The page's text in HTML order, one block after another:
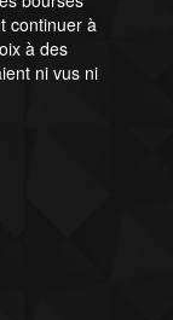
continuer à
à des
ni vus ni